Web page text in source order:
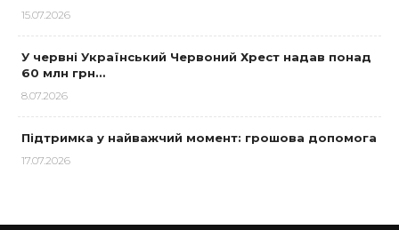
15.07.2026
У червні Український Червоний Хрест надав понад
60 млн грн…
8.07.2026
Підтримка у найважчий момент: грошова допомога
17.07.2026